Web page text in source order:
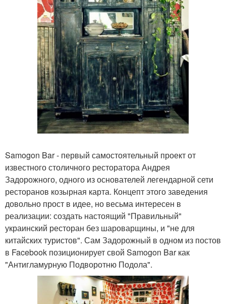
Samogon Bar - первый самостоятельный проект от
известного столичного ресторатора Андрея
Задорожного, одного из основателей легендарной сети
ресторанов козырная карта. Концепт этого заведения
довольно прост в идее, но весьма интересен в
реализации: создать настоящий "Правильный"
украинский ресторан без шароварщины, и "не для
китайских туристов". Сам Задорожный в одном из постов
в Facebook позиционирует свой Samogon Bar как
"Антигламурную Подворотню Подола".